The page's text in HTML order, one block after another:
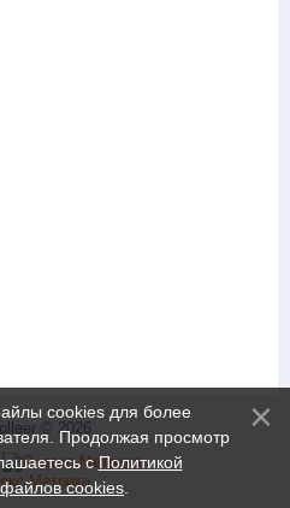
© 2026
cookies для более
Продолжая просмотр
сПолитикой
cookies